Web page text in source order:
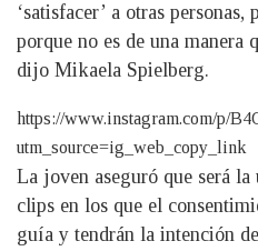
‘satisfacer’ a otras personas,
porque no es de una manera
dijo Mikaela Spielberg.
https://www.instagram.com/p/
utm_source=ig_web_copy_link
La joven aseguró que será la
clips en los que el
guía y tendrán la intención